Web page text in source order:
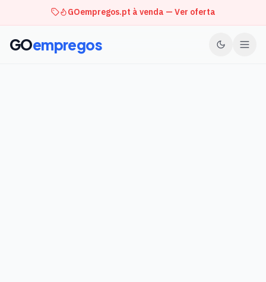
GOempregos.pt à venda — Ver oferta
GOempregos